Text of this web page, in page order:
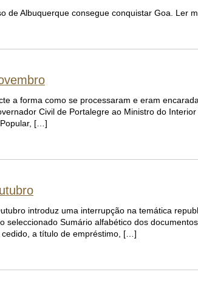
de Albuquerque consegue conquistar Goa. Ler
a forma como se processaram e eram
Civil de Portalegre ao Ministro do
[…]
introduz uma interrupção na temática
seleccionado Sumário alfabético dos
a título de empréstimo, […]